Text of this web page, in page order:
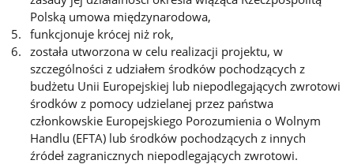
Polską umowa międzynarodowa,
funkcjonuje krócej niż rok,
została utworzona w celu realizacji projektu, w
szczególności z udziałem środków pochodzących z
budżetu Unii Europejskiej lub niepodlegających zwrotowi
środków z pomocy udzielanej przez państwa
członkowskie Europejskiego Porozumienia o Wolnym
Handlu (EFTA) lub środków pochodzących z innych
źródeł zagranicznych niepodlegających zwrotowi.